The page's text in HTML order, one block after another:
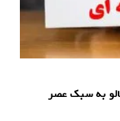
به سبک عصر